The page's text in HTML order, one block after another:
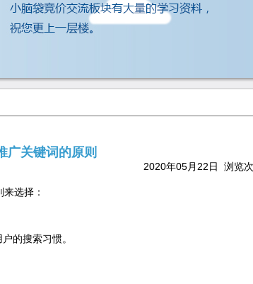
广关键词的原则
2020年05月22日 浏览次
选择：
的搜索习惯。